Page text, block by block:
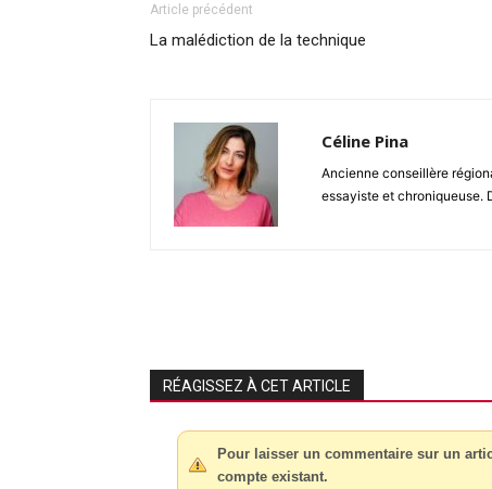
Article précédent
La malédiction de la technique
Céline Pina
Ancienne conseillère
essayiste et chroniqueuse.
RÉAGISSEZ À CET ARTICLE
Pour laisser un commentaire sur un
compte existant.